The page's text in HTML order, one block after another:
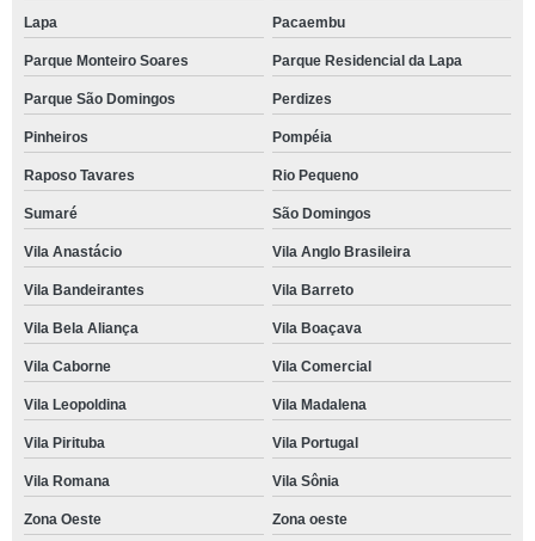
Lapa Pacaembu
Parque Monteiro Soares Parque Residencial da Lapa
Parque São Domingos Perdizes
Pinheiros Pompéia
Raposo Tavares Rio Pequeno
Sumaré São Domingos
Vila Anastácio Vila Anglo Brasileira
Vila Bandeirantes Vila Barreto
Vila Bela Aliança Vila Boaçava
Vila Caborne Vila Comercial
Vila Leopoldina Vila Madalena
Vila Pirituba Vila Portugal
Vila Romana Vila Sônia
Zona Oeste Zona oeste